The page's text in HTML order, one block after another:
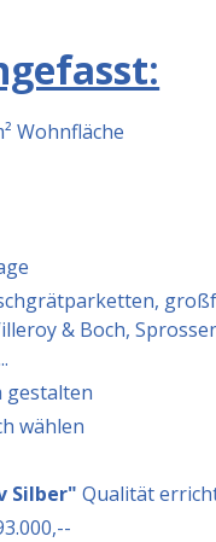
Wohnfläche
& Boch,
gestalten
wählen
Silber" Qualität